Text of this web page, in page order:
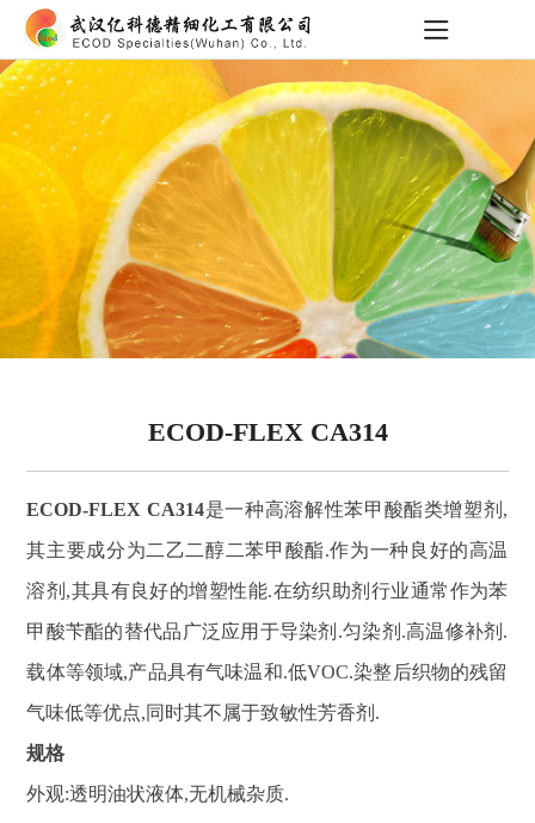
ECOD-FLEX CA314
ECOD-FLEX CA314是一种高溶解性苯甲酸酯类增塑剂,
其主要成分为二乙二醇二苯甲酸酯.作为一种良好的高温
溶剂,其具有良好的增塑性能.在纺织助剂行业通常作为苯
甲酸苄酯的替代品广泛应用于导染剂.匀染剂.高温修补剂.
载体等领域,产品具有气味温和.低VOC.染整后织物的残留
气味低等优点,同时其不属于致敏性芳香剂.
规格
外观:透明油状液体,无机械杂质.